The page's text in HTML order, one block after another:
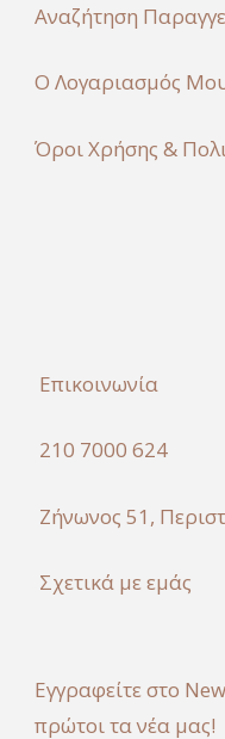
Αναζήτηση
Ο Λογαριασμός
Όροι Χρήσης &
Επικοινωνία
210 7000 624
Ζήνωνος 51,
Σχετικά με εμάς
Εγγραφείτε στο
πρώτοι τα νέα μας!